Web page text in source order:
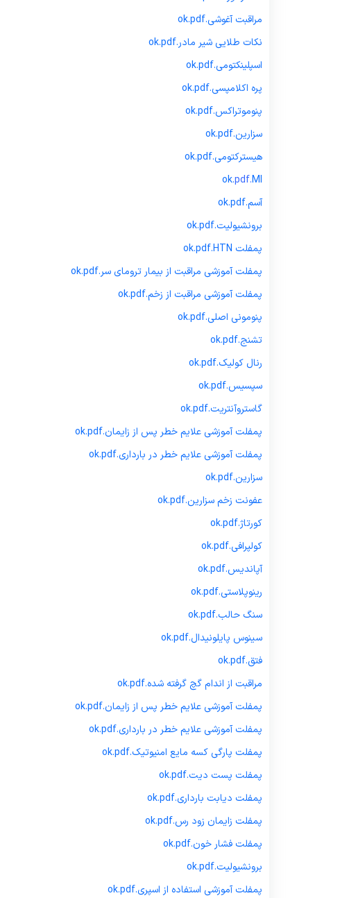
مراقبت آغوشی.
ok.pdf
نکات طلایی شیر مادر.
ok.pdf
اسپلینکتومی.
ok.pdf
پره اکلامپسی.
ok.pdf
پنوموتراکس.
ok.pdf
سزارین.
ok.pdf
هیسترکتومی.
ok.pdf
ok.pdf.MI
آسم.
ok.pdf
برونشیولیت.
ok.pdf
پمفلت
ok.pdf.HTN
پمفلت آموزشی مراقبت از بیمار ترومای سر.
ok.pdf
پمفلت آموزشی مراقبت از زخم.
ok.pdf
پنومونی اصلی.
ok.pdf
تشنج.
ok.pdf
رنال کولیک.
ok.pdf
سپسیس.
ok.pdf
گاستروآنتریت.
ok.pdf
پمفلت آموزشی علایم خطر پس از زایمان.
ok.pdf
پمفلت آموزشی علایم خطر در بارداری.
ok.pdf
سزارین.
ok.pdf
عفونت زخم سزارین.
ok.pdf
کورتاژ.
ok.pdf
کولپرافی.
ok.pdf
آپاندیس.
ok.pdf
رینوپلاستی.
ok.pdf
سنگ حالب.
ok.pdf
سینوس پایلونیدال.
ok.pdf
فتق.
ok.pdf
مراقبت از اندام گچ گرفته شده.
ok.pdf
پمفلت آموزشی علایم خطر پس از زایمان.
ok.pdf
پمفلت آموزشی علایم خطر در بارداری.
ok.pdf
پمفلت پارگی کسه مایع امنیوتیک.
ok.pdf
پمفلت پست دیت.
ok.pdf
پمفلت دیابت بارداری.
ok.pdf
پمفلت زایمان زود رس.
ok.pdf
پمفلت فشار خون.
ok.pdf
برونشیولیت.
ok.pdf
پمفلت آموزشی استفاده از اسپری.
ok.pdf